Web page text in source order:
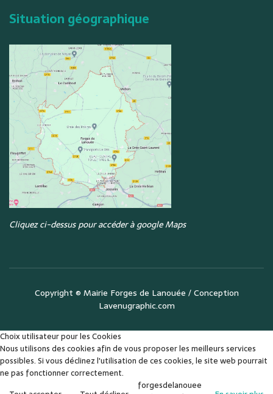
Situation géographique
Cliquez ci-dessus pour accéder à google Maps
Copyright © Mairie Forges de Lanouée / Conception
Lavenugraphic.com
Choix utilisateur pour les Cookies
Nous utilisons des cookies afin de vous proposer les meilleurs services
possibles. Si vous déclinez l'utilisation de ces cookies, le site web pourrait
ne pas fonctionner correctement.
forgesdelanouee